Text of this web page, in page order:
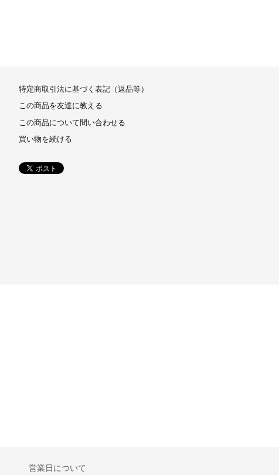
特定商取引法に基づく表記（返品等）
この商品を友達に教える
この商品について問い合わせる
買い物を続ける
営業日について